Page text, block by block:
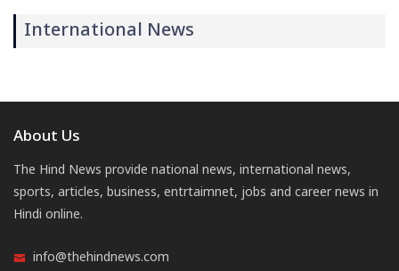
International News
About Us
The Hind News provide national news, international news,
sports, articles, business, entrtaimnet, jobs and career news in
Hindi online.
info@thehindnews.com